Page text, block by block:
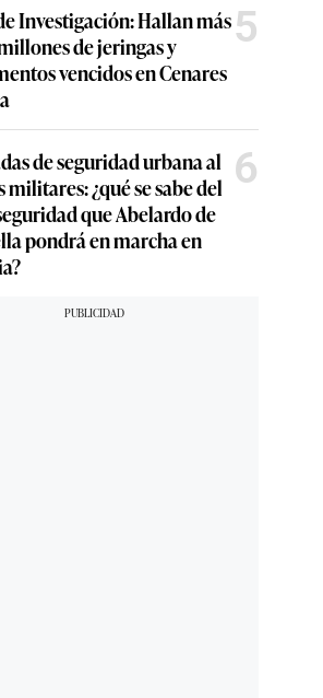
Investigación: Hallan más
de jeringas y
vencidos en Cenares
5
de seguridad urbana al
militares: ¿qué se sabe del
que Abelardo de
pondrá en marcha en
6